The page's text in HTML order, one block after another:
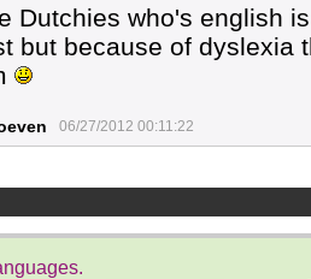
Dutchies who's english
but because of dyslexia
06/27/2012 00:11:22